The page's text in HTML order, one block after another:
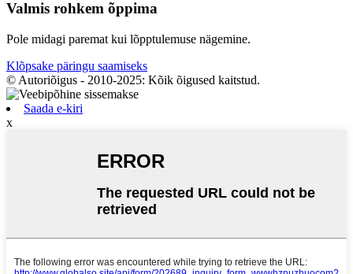
Valmis rohkem õppima
Pole midagi paremat kui lõpptulemuse nägemine.
Klõpsake päringu saamiseks
© Autoriõigus - 2010-2025: Kõik õigused kaitstud.
Saada e-kiri
x